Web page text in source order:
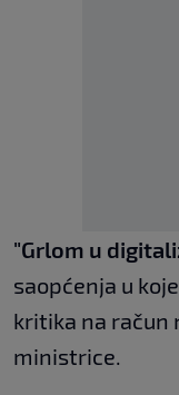
"Grlom u
saopćenja u
kritika na račun
ministrice.